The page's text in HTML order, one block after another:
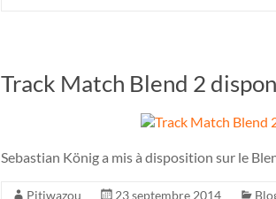
Track Match Blend 2
Sebastian König a mis à disposition sur le
Pitiwazou 23 septembre 2014